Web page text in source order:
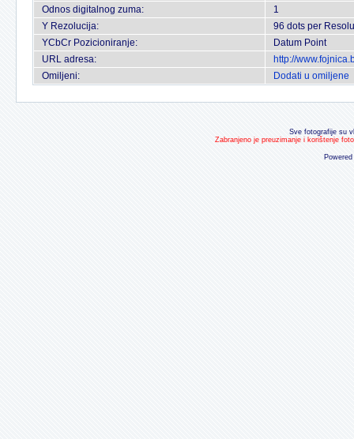
Odnos digitalnog zuma:
1
Y Rezolucija:
96 dots per
YCbCr Pozicioniranje:
Datum Point
URL adresa:
http://
Omiljeni:
Dodati u omiljene
Sve fotografije su
Zabranjeno je preuzimanje i korištenje